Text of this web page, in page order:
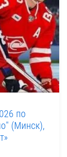
по
(Минск),